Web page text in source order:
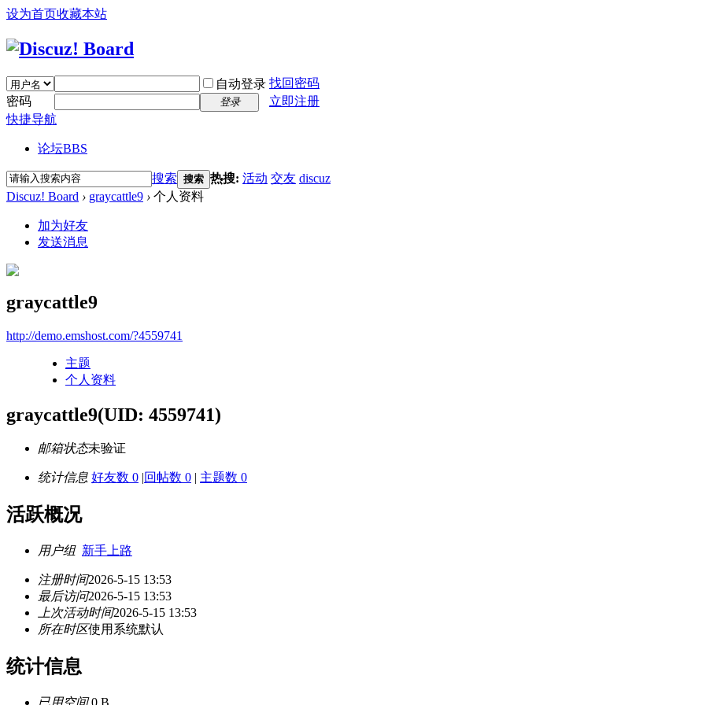
设为首页收藏本站
自动登录 找回密码
密码
登录
立即注册
快捷导航
论坛BBS
搜索 搜索 热搜: 活动 交友 discuz
Discuz! Board › graycattle9 › 个人资料
加为好友
发送消息
graycattle9
http://demo.emshost.com/?4559741
主题
个人资料
graycattle9(UID: 4559741)
邮箱状态未验证
统计信息 好友数 0 |回帖数 0 | 主题数 0
活跃概况
用户组 新手上路
注册时间2026-5-15 13:53
最后访问2026-5-15 13:53
上次活动时间2026-5-15 13:53
所在时区使用系统默认
统计信息
已用空间0 B